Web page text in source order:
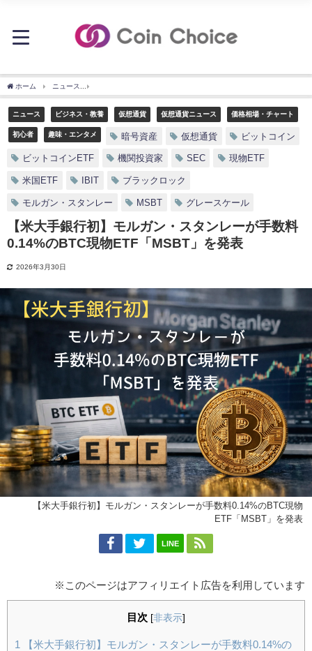
ホーム ニュース
ニュース ビジネス・教養 仮想通貨 仮想通貨ニュース 価格相場・チャート
初心者 趣味・エンタメ 暗号資産 仮想通貨 ビットコイン
ビットコインETF 機関投資家 SEC 現物ETF
米国ETF IBIT ブラックロック
モルガン・スタンレー MSBT グレースケール
【米大手銀行初】モルガン・スタンレーが手数料
0.14%のBTC現物ETF「MSBT」を発表
2026年3月30日
【米大手銀行初】モルガン・スタンレーが手数料0.14%のBTC現物
ETF「MSBT」を発表
LINE
※このページはアフィリエイト広告を利用しています
目次 [非表示]
1
【米大手銀行初】モルガン・スタンレーが手数料0.14%の